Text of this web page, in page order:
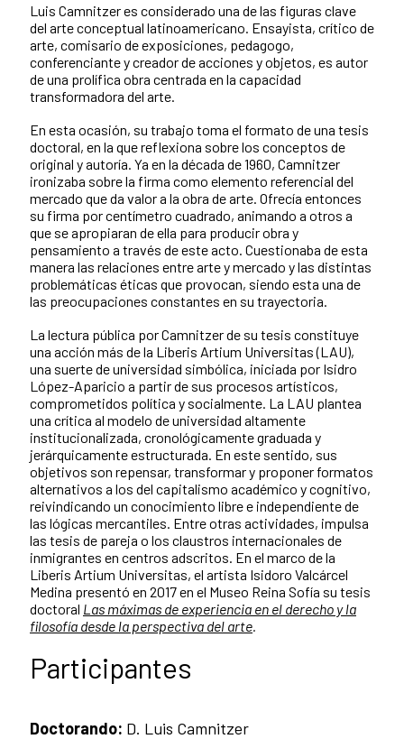
Luis Camnitzer es considerado una de las figuras clave
del arte conceptual latinoamericano. Ensayista, crítico de
arte, comisario de exposiciones, pedagogo,
conferenciante y creador de acciones y objetos, es autor
de una prolífica obra centrada en la capacidad
transformadora del arte.
En esta ocasión, su trabajo toma el formato de una tesis
doctoral, en la que reflexiona sobre los conceptos de
original y autoría. Ya en la década de 1960, Camnitzer
ironizaba sobre la firma como elemento referencial del
mercado que da valor a la obra de arte. Ofrecía entonces
su firma por centímetro cuadrado, animando a otros a
que se apropiaran de ella para producir obra y
pensamiento a través de este acto. Cuestionaba de esta
manera las relaciones entre arte y mercado y las distintas
problemáticas éticas que provocan, siendo esta una de
las preocupaciones constantes en su trayectoria.
La lectura pública por Camnitzer de su tesis constituye
una acción más de la Liberis Artium Universitas (LAU),
una suerte de universidad simbólica, iniciada por Isidro
López-Aparicio a partir de sus procesos artísticos,
comprometidos política y socialmente. La LAU plantea
una crítica al modelo de universidad altamente
institucionalizada, cronológicamente graduada y
jerárquicamente estructurada. En este sentido, sus
objetivos son repensar, transformar y proponer formatos
alternativos a los del capitalismo académico y cognitivo,
reivindicando un conocimiento libre e independiente de
las lógicas mercantiles. Entre otras actividades, impulsa
las tesis de pareja o los claustros internacionales de
inmigrantes en centros adscritos. En el marco de la
Liberis Artium Universitas, el artista Isidoro Valcárcel
Medina presentó en 2017 en el Museo Reina Sofía su tesis
doctoral Las máximas de experiencia en el derecho y la
filosofía desde la perspectiva del arte
Participantes
Doctorando: D. Luis Camnitzer